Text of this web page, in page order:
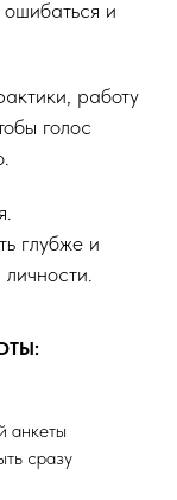
и
работу
голос
глубже и
анкеты
сразу